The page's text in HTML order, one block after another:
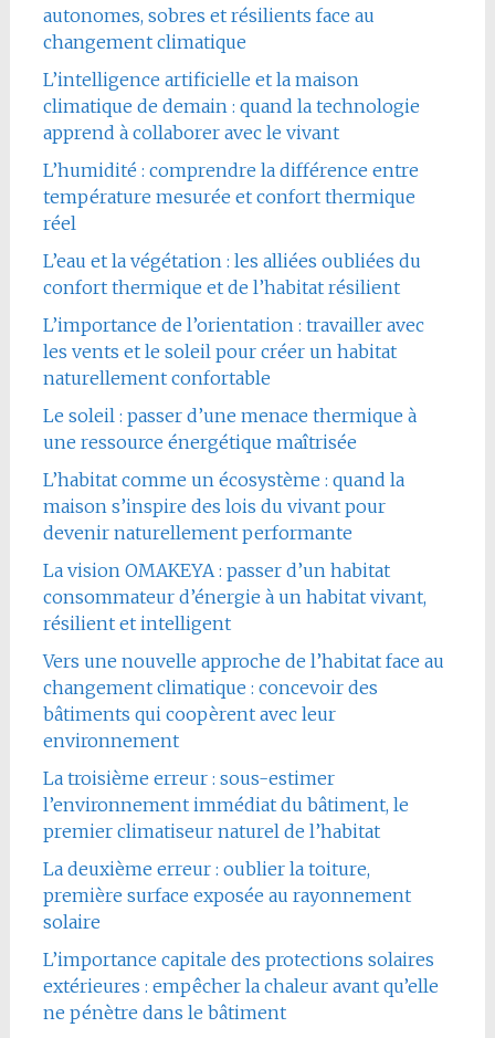
autonomes, sobres et résilients face au
changement climatique
L’intelligence artificielle et la maison
climatique de demain : quand la technologie
apprend à collaborer avec le vivant
L’humidité : comprendre la différence entre
température mesurée et confort thermique
réel
L’eau et la végétation : les alliées oubliées du
confort thermique et de l’habitat résilient
L’importance de l’orientation : travailler avec
les vents et le soleil pour créer un habitat
naturellement confortable
Le soleil : passer d’une menace thermique à
une ressource énergétique maîtrisée
L’habitat comme un écosystème : quand la
maison s’inspire des lois du vivant pour
devenir naturellement performante
La vision OMAKEYA : passer d’un habitat
consommateur d’énergie à un habitat vivant,
résilient et intelligent
Vers une nouvelle approche de l’habitat face au
changement climatique : concevoir des
bâtiments qui coopèrent avec leur
environnement
La troisième erreur : sous-estimer
l’environnement immédiat du bâtiment, le
premier climatiseur naturel de l’habitat
La deuxième erreur : oublier la toiture,
première surface exposée au rayonnement
solaire
L’importance capitale des protections solaires
extérieures : empêcher la chaleur avant qu’elle
ne pénètre dans le bâtiment